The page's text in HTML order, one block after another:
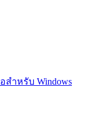
สำหรับ Windows